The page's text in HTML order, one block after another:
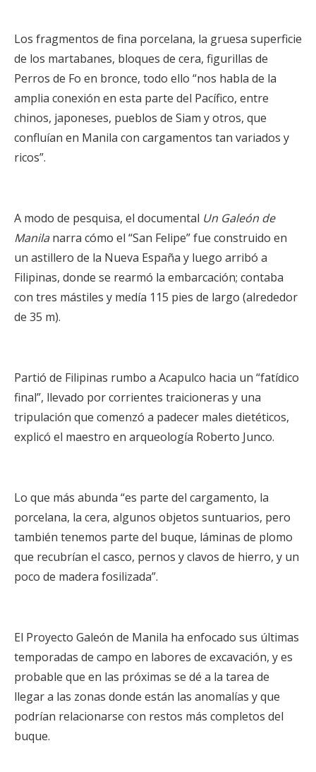
Los fragmentos de fina porcelana, la gruesa superficie
de los martabanes, bloques de cera, figurillas de
Perros de Fo en bronce, todo ello “nos habla de la
amplia conexión en esta parte del Pacífico, entre
chinos, japoneses, pueblos de Siam y otros, que
confluían en Manila con cargamentos tan variados y
ricos”.
A modo de pesquisa, el documental Un Galeón de
Manilanarra cómo el “San Felipe” fue construido en
un astillero de la Nueva España y luego arribó a
Filipinas, donde se rearmó la embarcación; contaba
con tres mástiles y medía 115 pies de largo (alrededor
de 35 m).
Partió de Filipinas rumbo a Acapulco hacia un “fatídico
final”, llevado por corrientes traicioneras y una
tripulación que comenzó a padecer males dietéticos,
explicó el maestro en arqueología Roberto Junco.
Lo que más abunda “es parte del cargamento, la
porcelana, la cera, algunos objetos suntuarios, pero
también tenemos parte del buque, láminas de plomo
que recubrían el casco, pernos y clavos de hierro, y un
poco de madera fosilizada”.
El Proyecto Galeón de Manila ha enfocado sus últimas
temporadas de campo en labores de excavación, y es
probable que en las próximas se dé a la tarea de
llegar a las zonas donde están las anomalías y que
podrían relacionarse con restos más completos del
buque.